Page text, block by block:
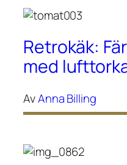
Retrokäk:
med
AvAnna Billing